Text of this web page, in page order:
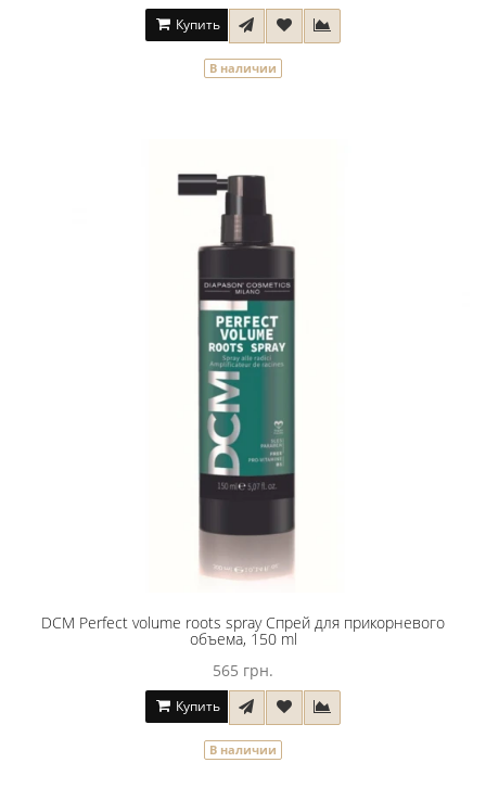
Купить
В наличии
DCM Perfect volume roots spray Спрей для прикорневого
объема, 150 ml
565 грн.
Купить
В наличии